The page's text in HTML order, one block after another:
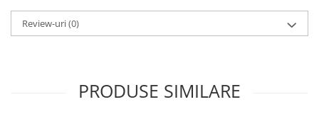
Review-uri(0)
PRODUSE SIMILARE